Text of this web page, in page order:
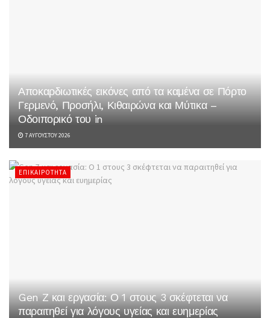
Αποκαρδιωτικές εικόνες από τα καμένα σε Πόρτο
Γερμενό, Προσήλι, Κιθαιρώνα και Μύτικα –
Οδοιπορικό του in
7 ΑΥΓΟΎΣΤΟΥ 2026
ΕΠΙΚΑΙΡΌΤΗΤΑ
Gen Z και εργασία: Ο 1 στους 3 σκέφτεται να
παραιτηθεί για λόγους υγείας και ευημερίας